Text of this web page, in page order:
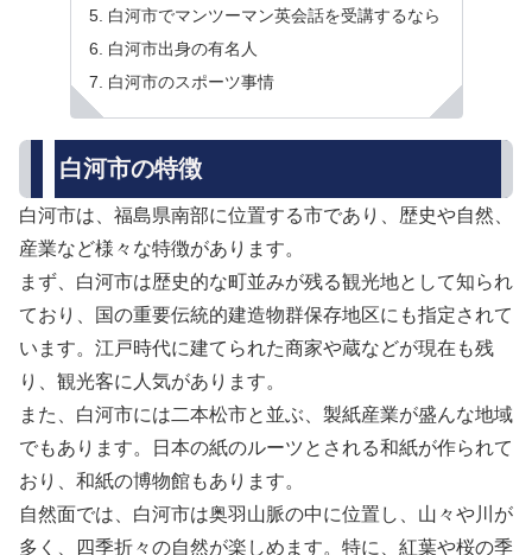
白河市でマンツーマン英会話を受講するなら
白河市出身の有名人
白河市のスポーツ事情
白河市の特徴
白河市は、福島県南部に位置する市であり、歴史や自然、
産業など様々な特徴があります。
まず、白河市は歴史的な町並みが残る観光地として知られ
ており、国の重要伝統的建造物群保存地区にも指定されて
います。江戸時代に建てられた商家や蔵などが現在も残
り、観光客に人気があります。
また、白河市には二本松市と並ぶ、製紙産業が盛んな地域
でもあります。日本の紙のルーツとされる和紙が作られて
おり、和紙の博物館もあります。
自然面では、白河市は奥羽山脈の中に位置し、山々や川が
多く、四季折々の自然が楽しめます。特に、紅葉や桜の季